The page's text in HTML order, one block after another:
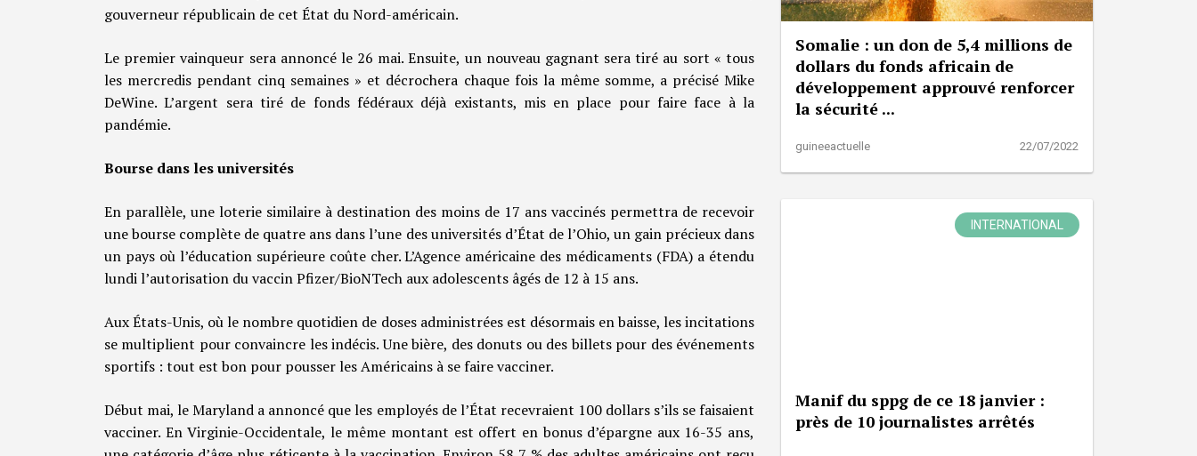
gouverneur républicain de cet État du Nord-américain.
Le premier vainqueur sera annoncé le 26 mai. Ensuite, un nouveau gagnant sera tiré au sort « tous
les mercredis pendant cinq semaines » et décrochera chaque fois la même somme, a précisé Mike
DeWine. L’argent sera tiré de fonds fédéraux déjà existants, mis en place pour faire face à la
pandémie.
Bourse dans les universités
En parallèle, une loterie similaire à destination des moins de 17 ans vaccinés permettra de recevoir
une bourse complète de quatre ans dans l’une des universités d’État de l’Ohio, un gain précieux dans
un pays où l’éducation supérieure coûte cher. L’Agence américaine des médicaments (FDA) a étendu
lundi l’autorisation du vaccin Pfizer/BioNTech aux adolescents âgés de 12 à 15 ans.
Aux États-Unis, où le nombre quotidien de doses administrées est désormais en baisse, les incitations
se multiplient pour convaincre les indécis. Une bière, des donuts ou des billets pour des événements
sportifs : tout est bon pour pousser les Américains à se faire vacciner.
Début mai, le Maryland a annoncé que les employés de l’État recevraient 100 dollars s’ils se faisaient
vacciner. En Virginie-Occidentale, le même montant est offert en bonus d’épargne aux 16-35 ans,
Somalie : un don de 5,4 millions de
dollars du fonds africain de
développement approuvé renforcer
la sécurité ...
guineeactuelle 22/07/2022
INTERNATIONAL
Manif du sppg de ce 18 janvier :
près de 10 journalistes arrêtés